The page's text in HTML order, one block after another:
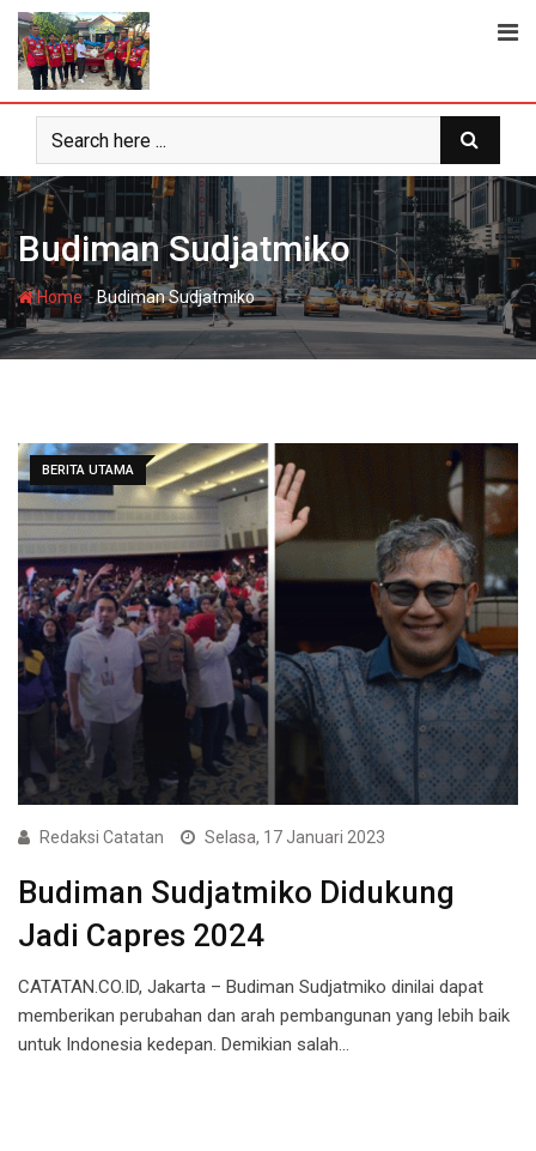
Skip
content
Budiman Sudjatmiko
Home-Budiman Sudjatmiko
BERITA UTAMA
Redaksi Catatan Selasa, 17 Januari 2023
Budiman Sudjatmiko Didukung
Jadi Capres 2024
CATATAN.CO.ID, Jakarta – Budiman Sudjatmiko dinilai dapat
memberikan perubahan dan arah pembangunan yang lebih baik
untuk Indonesia kedepan. Demikian salah…